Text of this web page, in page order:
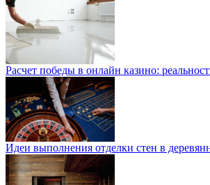
Расчет победы в онлайн казино:
Идеи выполнения отделки стен в